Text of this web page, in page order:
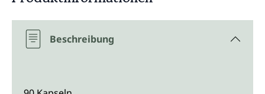
Beschreibung